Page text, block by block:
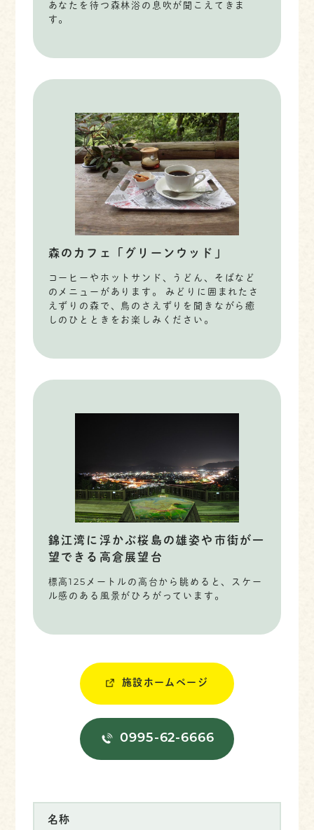
あなたを待つ森林浴の息吹が聞こえてきま
す。
森のカフェ「グリーンウッド」
コーヒーやホットサンド、うどん、そばなど
のメニューがあります。 みどりに囲まれたさ
えずりの森で、鳥のさえずりを聞きながら癒
しのひとときをお楽しみください。
錦江湾に浮かぶ桜島の雄姿や市街が一
望できる高倉展望台
標高125メートルの高台から眺めると、スケー
ル感のある風景がひろがっています。
施設ホームページ
0995-62-6666
名称